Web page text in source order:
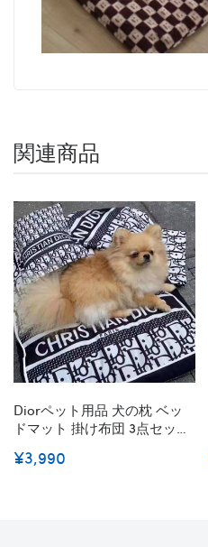
関連商品
Diorペット用品 犬の枕 ベッ
ドマット 掛け布団 3点セット
ッズ 柔らかい 快適 洗える 肌
¥3,990